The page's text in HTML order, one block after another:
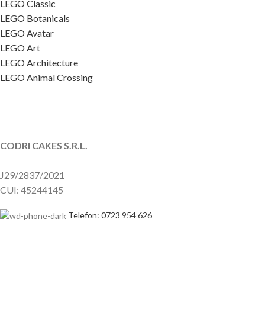
LEGO Classic
LEGO Botanicals
LEGO Avatar
LEGO Art
LEGO Architecture
LEGO Animal Crossing
CODRI CAKES S.R.L.
J29/2837/2021
CUI: 45244145
Telefon: 0723 954 626